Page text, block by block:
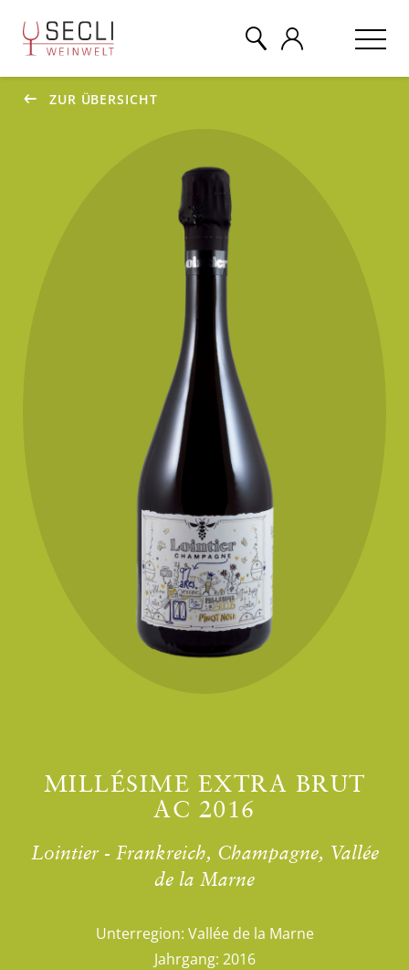
ZUR ÜBERSICHT
MILLÉSIME EXTRA BRUT
AC 2016
Lointier - Frankreich, Champagne, Vallée
de la Marne
Unterregion: Vallée de la Marne
Jahrgang: 2016